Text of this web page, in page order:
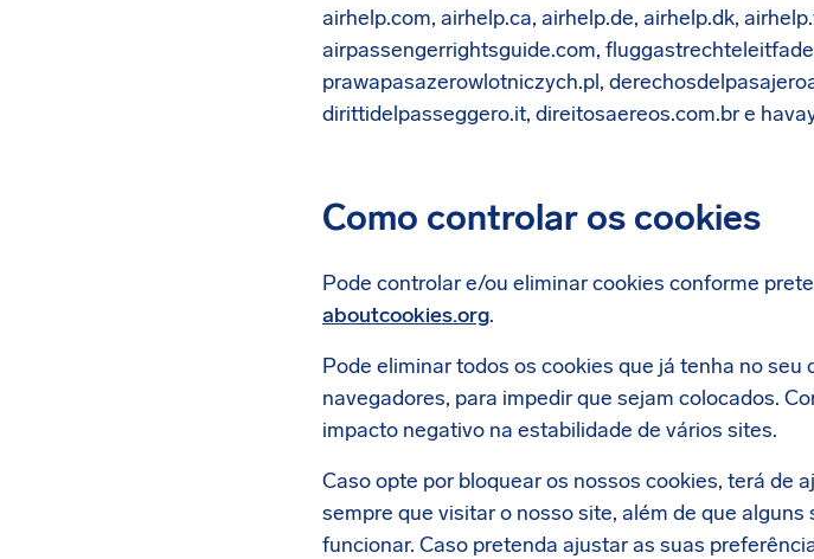
airhelp.com, airhelp.ca, airhelp.de, airhelp.dk,
airpassengerrightsguide.com,
prawapasazerowlotniczych.pl,
dirittidelpasseggero.it, direitosaereos.com.br e
Como controlar os cookies
Pode controlar e/ou eliminar cookies conforme
aboutcookies.org.
Pode eliminar todos os cookies que já tenha no
navegadores, para impedir que sejam colocados.
impacto negativo na estabilidade de vários sites.
Caso opte por bloquear os nossos cookies, terá de
sempre que visitar o nosso site, além de que
funcionar. Caso pretenda ajustar as suas